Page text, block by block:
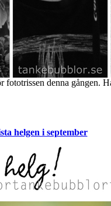
fototrissen denna gången.
helgen i september